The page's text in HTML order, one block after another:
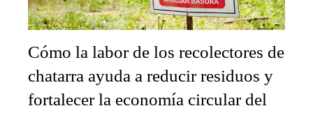
Cómo la labor de los recolectores de
chatarra ayuda a reducir residuos y
fortalecer la economía circular del